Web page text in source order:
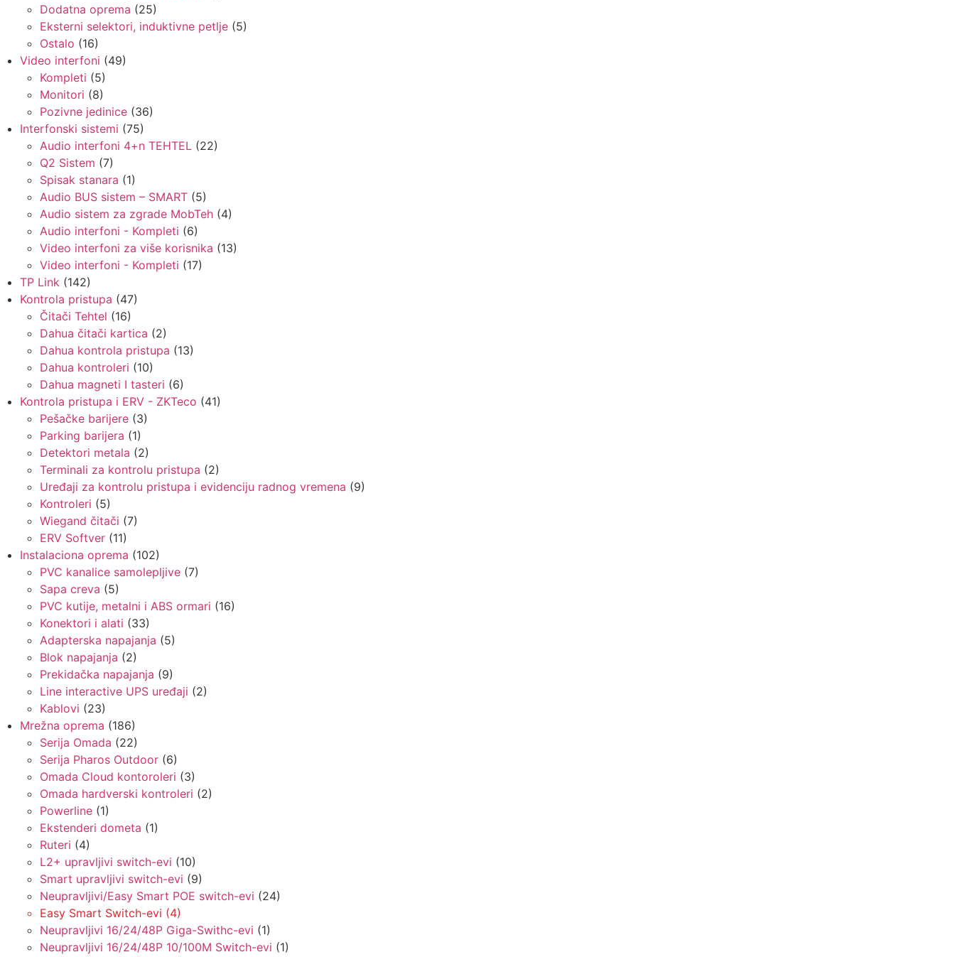
Dodatna oprema (25)
Eksterni selektori, induktivne petlje (5)
Ostalo (16)
Video interfoni (49)
Kompleti (5)
Monitori (8)
Pozivne jedinice (36)
Interfonski sistemi (75)
Audio interfoni 4+n TEHTEL (22)
Q2 Sistem (7)
Spisak stanara (1)
Audio BUS sistem – SMART (5)
Audio sistem za zgrade MobTeh (4)
Audio interfoni - Kompleti (6)
Video interfoni za više korisnika (13)
Video interfoni - Kompleti (17)
TP Link (142)
Kontrola pristupa (47)
Čitači Tehtel (16)
Dahua čitači kartica (2)
Dahua kontrola pristupa (13)
Dahua kontroleri (10)
Dahua magneti I tasteri (6)
Kontrola pristupa i ERV - ZKTeco (41)
Pešačke barijere (3)
Parking barijera (1)
Detektori metala (2)
Terminali za kontrolu pristupa (2)
Uređaji za kontrolu pristupa i evidenciju radnog vremena (9)
Kontroleri (5)
Wiegand čitači (7)
ERV Softver (11)
Instalaciona oprema (102)
PVC kanalice samolepljive (7)
Sapa creva (5)
PVC kutije, metalni i ABS ormari (16)
Konektori i alati (33)
Adapterska napajanja (5)
Blok napajanja (2)
Prekidačka napajanja (9)
Line interactive UPS uređaji (2)
Kablovi (23)
Mrežna oprema (186)
Serija Omada (22)
Serija Pharos Outdoor (6)
Omada Cloud kontoroleri (3)
Omada hardverski kontroleri (2)
Powerline (1)
Ekstenderi dometa (1)
Ruteri (4)
L2+ upravljivi switch-evi (10)
Smart upravljivi switch-evi (9)
Neupravljivi/Easy Smart POE switch-evi (24)
Easy Smart Switch-evi (4)
Neupravljivi 16/24/48P Giga-Swithc-evi (1)
Neupravljivi 16/24/48P 10/100M Switch-evi (1)